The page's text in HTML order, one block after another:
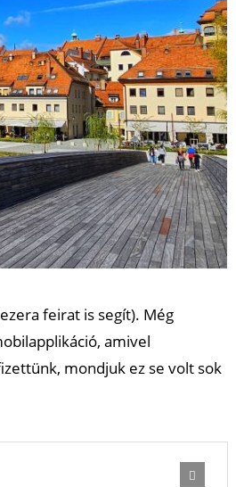
feirat is segít). Még
amivel
mondjuk ez se volt sok